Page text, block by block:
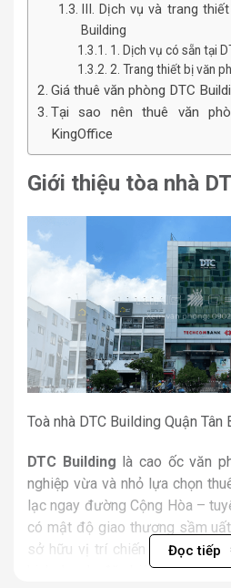
III. Dịch vụ và trang
Building
1. Dịch vụ có sẵn tại
2. Trang thiết bị văn
Giá thuê văn phòng DTC
Tại sao nên thuê văn
KingOffice
Giới thiệu tòa nhà
Toà nhà DTC Building Quận Tân
DTC Building là cao ốc văn
nghiệp vừa và nhỏ lựa chọn
lạc ngay đường Cộng Hòa –
có mật độ giao thương sầm
sở hữu vị trí chiến lược, thuận
kinh doanh, đặc biệt là các
Đọc tiếp